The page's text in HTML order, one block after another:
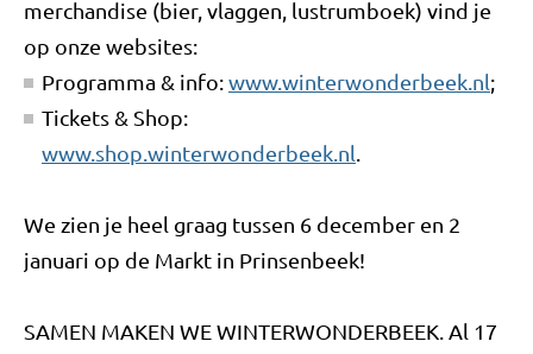
merchandise (bier, vlaggen, lustrumboek) vind je
op onze websites:
Programma & info: www.winterwonderbeek.nl;
Tickets & Shop:
www.shop.winterwonderbeek.nl.
We zien je heel graag tussen 6 december en 2
januari op de Markt in Prinsenbeek!
SAMEN MAKEN WE WINTERWONDERBEEK. Al 17